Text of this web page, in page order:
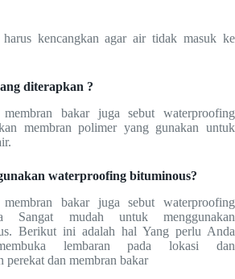
kencangkan agar air tidak masuk ke
diterapkan ?
bakar juga sebut waterproofing
membran polimer yang gunakan untuk
waterproofing bituminous?
bakar juga sebut waterproofing
Sangat mudah untuk menggunakan
Berikut ini adalah hal Yang perlu Anda
lembaran pada lokasi dan
perekat dan membran bakar